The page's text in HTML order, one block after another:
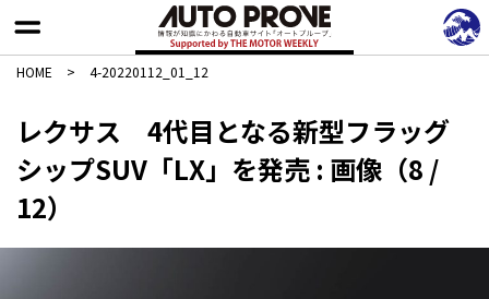
HOME > 4-20220112_01_12
レクサス 4代目となる新型フラッグ
シップSUV「LX」を発売 : 画像（8 /
12）